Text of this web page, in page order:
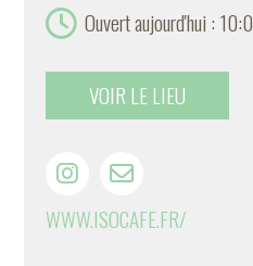
Ouvert aujourd'hui :
VOIR LE LIEU
WWW.ISOCAFE.FR/